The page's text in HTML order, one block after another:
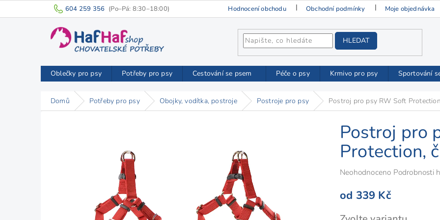
na
604 259 356 Hodnocení obchodu Obchodní podmínky Moje objednávka
HLEDAT
Oblečky pro psy Potřeby pro psy Cestování se psem Péče o psy Krmivo pro psy Sportování
Domů Potřeby pro psy Obojky, vodítka, postroje Postroje pro psy Postroj pro psy RW Soft
Postroj pro
Protection,
Průměrné
produktu
Neohodnoceno Podrobnosti
od 339 Kč
Měrná